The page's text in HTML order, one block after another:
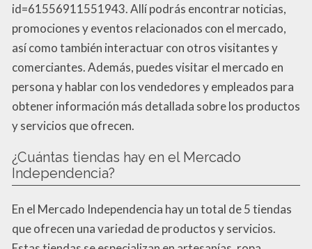
id=61556911551943. Allí podrás encontrar noticias,
promociones y eventos relacionados con el mercado,
así como también interactuar con otros visitantes y
comerciantes. Además, puedes visitar el mercado en
persona y hablar con los vendedores y empleados para
obtener información más detallada sobre los productos
y servicios que ofrecen.
¿Cuántas tiendas hay en el Mercado
Independencia?
En el Mercado Independencia hay un total de 5 tiendas
que ofrecen una variedad de productos y servicios.